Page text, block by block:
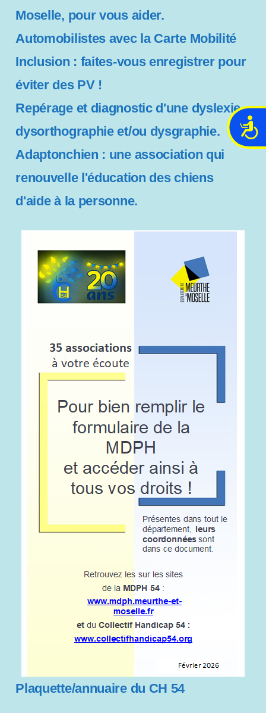
A
c
Moselle, pour vous aider.
Automobilistes avec la Carte Mobilité
Inclusion : faites-vous enregistrer pour
éviter des PV !
Repérage et diagnostic d'une dyslexie,
dysorthographie et/ou dysgraphie.
Adaptonchien : une association qui
renouvelle l'éducation des chiens
d'aide à la personne.
Plaquette/annuaire du CH 54